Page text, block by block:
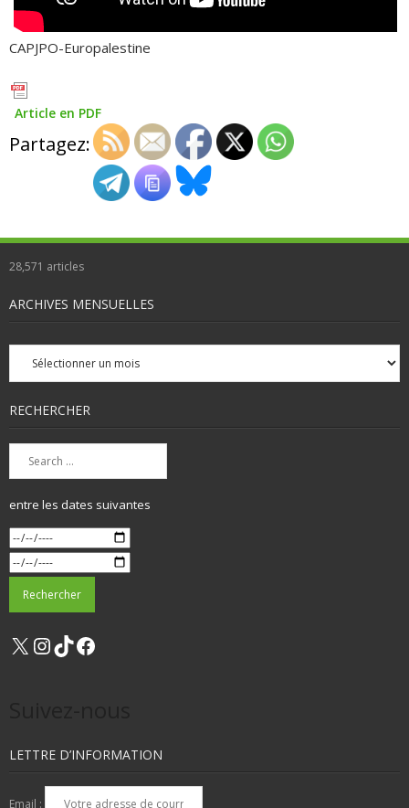
CAPJPO-Europalestine
Article en PDF
Partagez:
28,571 articles
ARCHIVES MENSUELLES
Archives
mensuelles
RECHERCHER
entre les dates suivantes
X Instagram
TikTok
LETTRE D’INFORMATION
Email :